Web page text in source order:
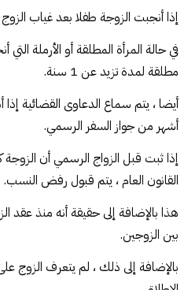
إذا أنجبت الزوجة طفلا بعد غياب الزوج
في حالة المرأة المطلقة أو الأرملة
مطلقة لمدة تزيد عن 1 سنة.
أشهر من جواز السفر الرسمي.
إذا ثبت قبل الزواج الرسمي أن
القانون العام ، يتم قبول رفض النسب.
هذا بالإضافة إلى حقيقة أنه منذ عقد
بين الزوجين.
بالإضافة إلى ذلك ، لم يتعرف